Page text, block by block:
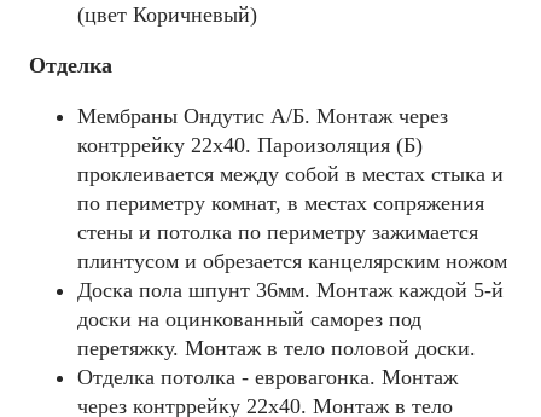
(цвет Коричневый)
Отделка
Мембраны Ондутис А/Б. Монтаж через
контррейку 22х40. Пароизоляция (Б)
проклеивается между собой в местах стыка и
по периметру комнат, в местах сопряжения
стены и потолка по периметру зажимается
плинтусом и обрезается канцелярским ножом
Доска пола шпунт 36мм. Монтаж каждой 5-й
доски на оцинкованный саморез под
перетяжку. Монтаж в тело половой доски.
Отделка потолка - евровагонка. Монтаж
через контррейку 22х40. Монтаж в тело